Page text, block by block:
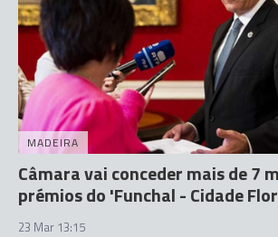
MADEIRA
Câmara vai conceder mais de 7
prémios do 'Funchal - Cidade
23 Mar 13:15